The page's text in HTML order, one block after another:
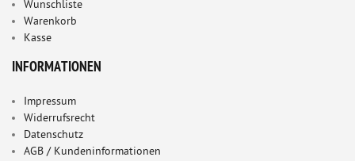
Wunschliste
Warenkorb
Kasse
INFORMATIONEN
Impressum
Widerrufsrecht
Datenschutz
AGB / Kundeninformationen